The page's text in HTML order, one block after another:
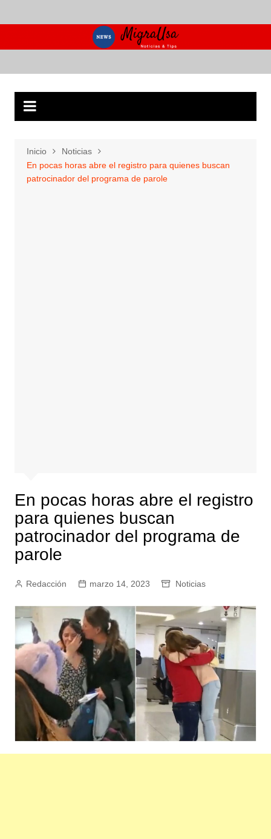
al
Inicio
Noticias
En pocas horas abre el registro para quienes buscan
patrocinador del programa de parole
En pocas horas abre el registro
para quienes buscan
patrocinador del programa de
parole
Redacción marzo 14, 2023 Noticias